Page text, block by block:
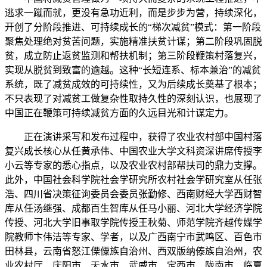
逃求一蹴而就，更没有急功近利，而是步步为营，持续深化，
开创了分阶段推进、可持续成长的“梯次减贫”模式：第一阶段
聚焦处理绝对贫苦问题，实施精准扶贫计谋；第二阶段巩固脱
贫，成立防止返贫监测和帮扶机制；第三阶段鞭策村落复兴，
实现从脱贫到致富的逾越。这种“长短连系、标本兼治”的减贫
系统，既了减贫成效的可持续性，又为后续成长奠基了根本；
不只表现了对减贫工做复杂性取持久性的深刻认识，也展现了
中国正在鞭策可持续减贫方面的久远目光和计谋定力。
正在演讲采写和发布过程中，获得了农业农村部中国村落
复兴成长核心从任黄承伟、中国农业大学文科资深讲席传授李
小云等专家的悉心指点，以及农业农村部帮扶司的鼎力支撑。
此外，中国社会科学院社会学研究所农村社会学研究室从任张
浩、四川省决策征询委员会委员张勤修、西南财经大学西财智
库从任汤继强、成都百生智库从任马小丽、河北大学经济学院
传授、河北大学旧事取学院传授王秋菊、师范学院齐越传媒学
院教师卞伟洁等专家、学者，以及广西南宁市武鸣区、百色市
田林县，云南省怒江傈僳族自治州、西双版纳傣族自治州，农